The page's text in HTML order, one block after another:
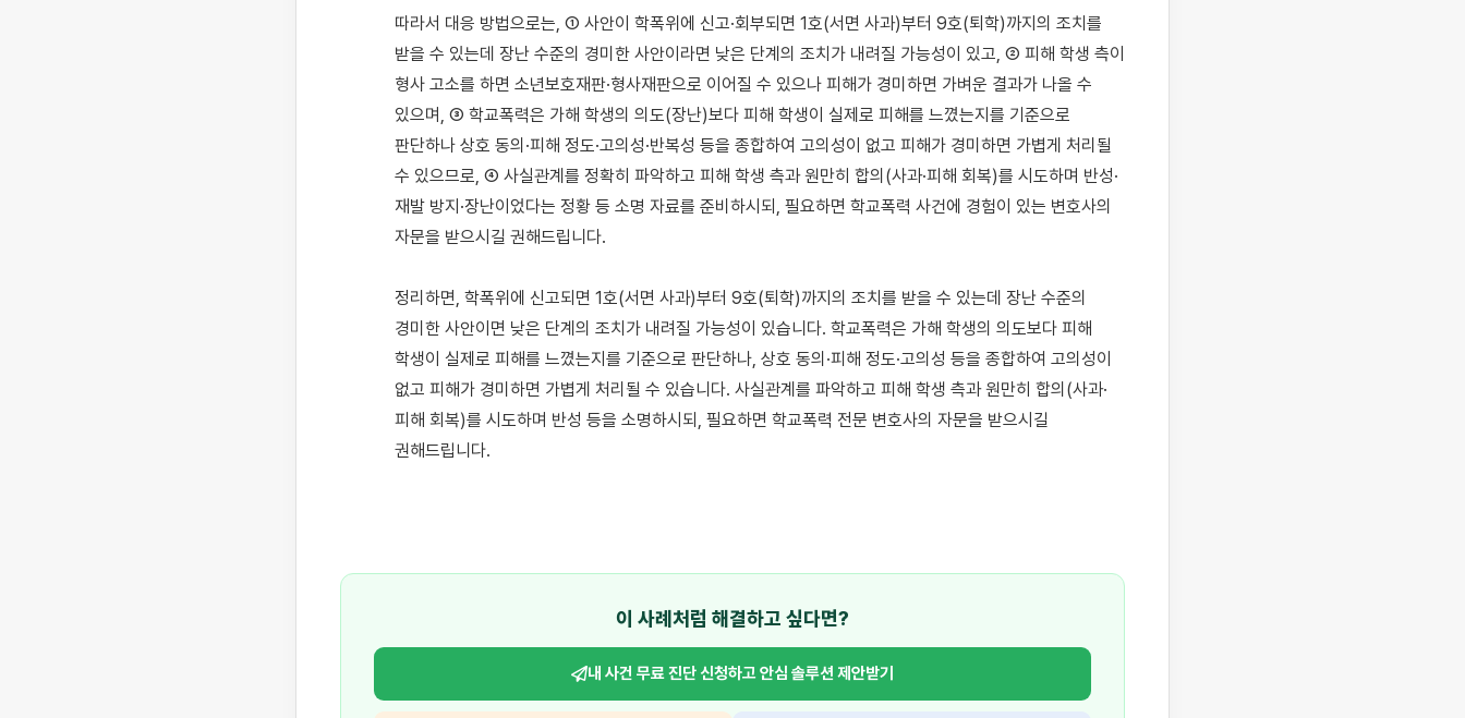
따라서 대응 방법으로는, ① 사안이 학폭위에 신고·회부되면 1호(서면 사과)부터 9호(퇴학)까지의 조치를
받을 수 있는데 장난 수준의 경미한 사안이라면 낮은 단계의 조치가 내려질 가능성이 있고, ② 피해 학생 측이
형사 고소를 하면 소년보호재판·형사재판으로 이어질 수 있으나 피해가 경미하면 가벼운 결과가 나올 수
있으며, ③ 학교폭력은 가해 학생의 의도(장난)보다 피해 학생이 실제로 피해를 느꼈는지를 기준으로
판단하나 상호 동의·피해 정도·고의성·반복성 등을 종합하여 고의성이 없고 피해가 경미하면 가볍게 처리될
수 있으므로, ④ 사실관계를 정확히 파악하고 피해 학생 측과 원만히 합의(사과·피해 회복)를 시도하며 반성·
재발 방지·장난이었다는 정황 등 소명 자료를 준비하시되, 필요하면 학교폭력 사건에 경험이 있는 변호사의
자문을 받으시길 권해드립니다.
정리하면, 학폭위에 신고되면 1호(서면 사과)부터 9호(퇴학)까지의 조치를 받을 수 있는데 장난 수준의
경미한 사안이면 낮은 단계의 조치가 내려질 가능성이 있습니다. 학교폭력은 가해 학생의 의도보다 피해
학생이 실제로 피해를 느꼈는지를 기준으로 판단하나, 상호 동의·피해 정도·고의성 등을 종합하여 고의성이
없고 피해가 경미하면 가볍게 처리될 수 있습니다. 사실관계를 파악하고 피해 학생 측과 원만히 합의(사과·
피해 회복)를 시도하며 반성 등을 소명하시되, 필요하면 학교폭력 전문 변호사의 자문을 받으시길
권해드립니다.
이 사례처럼 해결하고 싶다면?
내 사건 무료 진단 신청하고안심 솔루션 제안받기